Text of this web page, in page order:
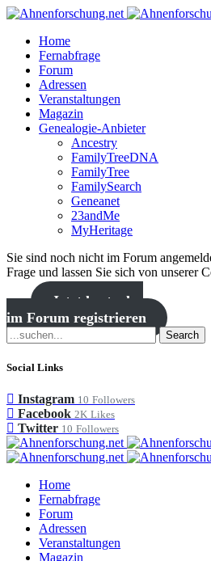
Home
Fernabfrage
Forum
Adressen
Veranstaltungen
Magazin
Genealogie-Anbieter
Ancestry
FamilyTreeDNA
FamilyTree
FamilySearch
Geneanet
23andMe
MyHeritage
Sie sind noch nicht im Forum
Frage und lassen Sie sich von unserer
Jetzt kostenlos
im Forum registrieren
Search
Social Links
Instagram 10 Followers
Facebook 2K Likes
Twitter 10 Followers
Home
Fernabfrage
Forum
Adressen
Veranstaltungen
Magazin